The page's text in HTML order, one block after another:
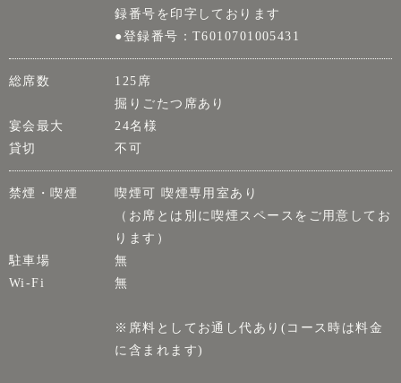
録番号を印字しております
●登録番号：T6010701005431
総席数
125席
掘りごたつ席あり
宴会最大
24名様
貸切
不可
禁煙・喫煙
喫煙可 喫煙専用室あり
（お席とは別に喫煙スペースをご用意してお
ります）
駐車場
無
Wi-Fi
無
※席料としてお通し代あり(コース時は料金
に含まれます)